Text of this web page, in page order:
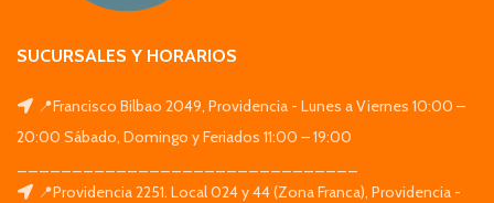
SUCURSALES Y HORARIOS
📍Francisco Bilbao 2049, Providencia - Lunes a Viernes 10:00 –
20:00 Sábado, Domingo y Feriados 11:00 – 19:00
📍Providencia 2251. Local 024 y 44 (Zona Franca), Providencia -